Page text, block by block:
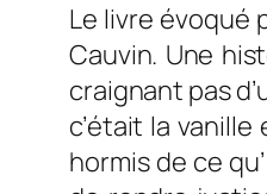
Le livre évoqué
Cauvin. Une
craignant pas
c’était la
hormis de ce